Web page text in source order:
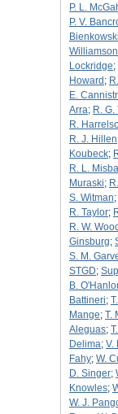
P. L.
P. V.
Bienkowski
Williamson
Lockridge;
Howard ;
E.
Arra; R.
R.
R. J. Hillen
Koubeck;
R. L.
Muraski;
S. Witman;
R. Taylor;
R. W.
Ginsburg;
S. M.
STGD;
B.
Battineri;
Mange; T.
Aleguas;
Delima; V.
Fahy; W.
D. Singer;
Knowles;
W. J.